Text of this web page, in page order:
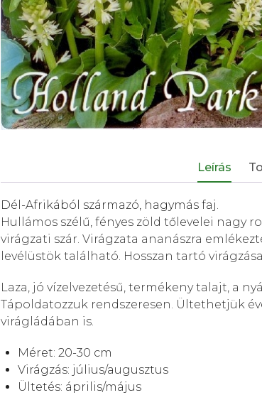
Leírás
Dél-Afrikából származó, hagymás faj.
Hullámos szélű, fényes zöld tőlevelei nagy
virágzati szár. Virágzata ananászra
levélüstök található. Hosszan tartó
Laza, jó vízelvezetésű, termékeny talajt, a
Tápoldatozzuk rendszeresen. Ültethetjük
virágládában is.
Méret: 20-30 cm
Virágzás: július/augusztus
Ültetés: április/május